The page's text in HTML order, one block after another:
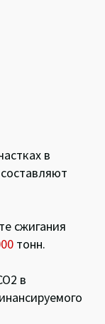
в
сжигания
тонн.
в